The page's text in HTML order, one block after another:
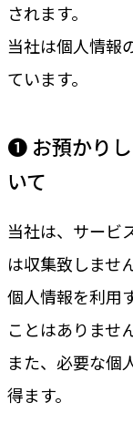
されます。
当社は個人情報
ています。
❶ お預かり
いて
当社は、サービ
は収集致しませ
個人情報を利用
ことはありませ
また、必要な個
得ます。